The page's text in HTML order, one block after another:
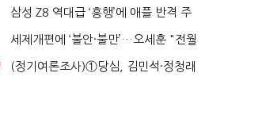
생법 위반 반복...
삼성 Z8 역대급 ‘흥행’에 애플 반격 주
목…9월 ‘폴...
세제개편에 ‘불안·불만’…오세훈 "전월
세 구하기 더 ...
(정기여론조사)①당심, 김민석·정청래